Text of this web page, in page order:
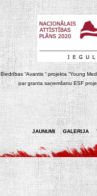
Biedrības “Avantis “ projekta “Young
par granta saņemšanu ESF
JAUNUMI GALERIJA